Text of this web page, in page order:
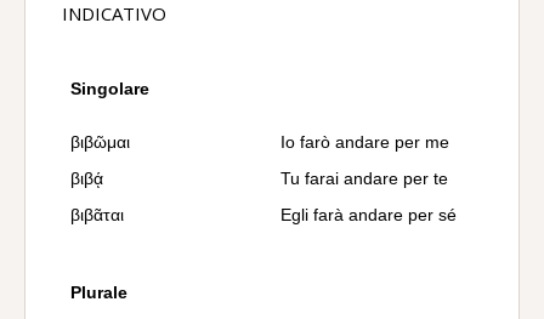
INDICATIVO
Singolare
βιβῶμαι
Io farò andare per me
βιβᾴ
Tu farai andare per te
βιβᾶται
Egli farà andare per sé
Plurale